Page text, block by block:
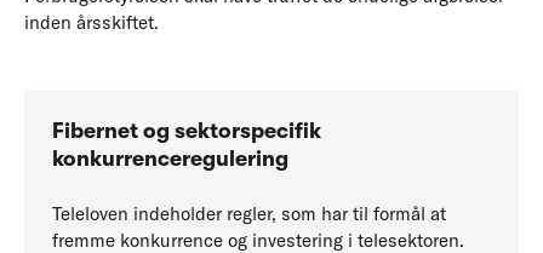
inden årsskiftet.
Fibernet og sektorspecifik
konkurrenceregulering
Teleloven indeholder regler, som har til formål at
fremme konkurrence og investering i telesektoren.